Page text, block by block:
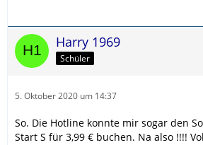
Harry 1969
Schüler
5. Oktober 2020 um 14:37
So. Die Hotline konnte mir sogar den
Start S für 3,99 € buchen. Na also !!!!